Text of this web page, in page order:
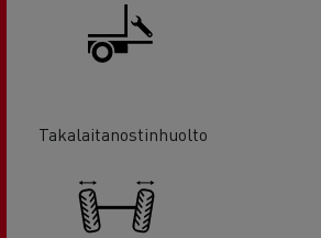
Takalaitanostinhuolto